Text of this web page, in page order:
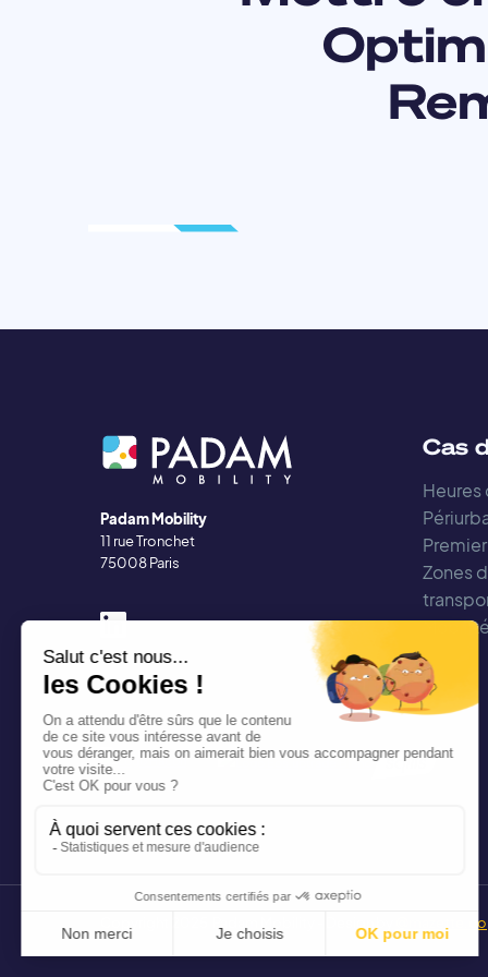
Padam Mobility
11 rue Tronchet
75008 Paris
Cas
Heures
Zones
@mazette.co